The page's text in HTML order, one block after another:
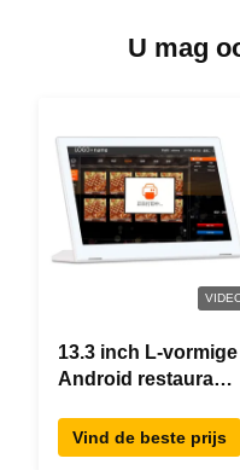
U mag
13.3 inch L-vormige
Android restaurant
1920×1080
touchscreen, WiFi
Vind de beste prijs